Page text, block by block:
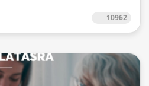
10962